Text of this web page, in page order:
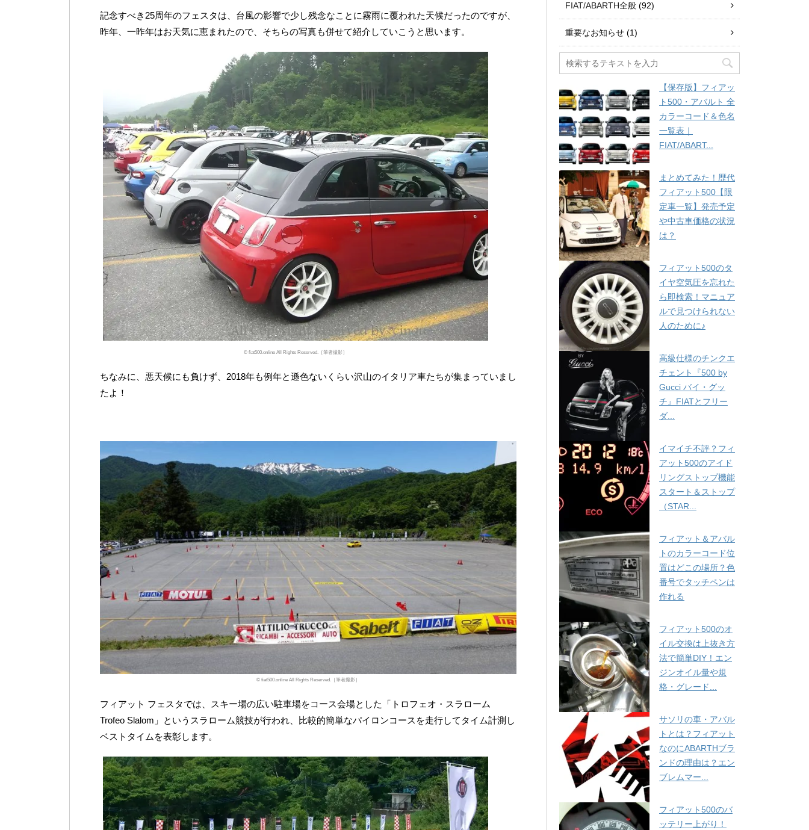
記念すべき25周年のフェスタは、台風の影響で少し残念なことに霧雨に覆われた天候だったのですが、
昨年、一昨年はお天気に恵まれたので、そちらの写真も併せて紹介していこうと思います。
© fiat500.online All Rights Reserved.［筆者撮影］
ちなみに、悪天候にも負けず、2018年も例年と遜色ないくらい沢山のイタリア車たちが集まっていまし
たよ！
© fiat500.online All Rights Reserved.［筆者撮影］
フィアット フェスタでは、スキー場の広い駐車場をコース会場とした「トロフェオ・スラローム
Trofeo Slalom」というスラローム競技が行われ、比較的簡単なパイロンコースを走行してタイム計測し
ベストタイムを表彰します。
FIAT/ABARTH全般 (92)
重要なお知らせ (1)
【保存版】フィアッ
ト500・アバルト 全
カラーコード＆色名
一覧表｜
FIAT/ABART...
まとめてみた！歴代
フィアット500【限
定車一覧】発売予定
や中古車価格の状況
は？
フィアット500のタ
イヤ空気圧を忘れた
ら即検索！マニュア
ルで見つけられない
人のために♪
高級仕様のチンクエ
チェント『500 by
Gucci バイ・グッ
チ』FIATとフリー
ダ...
イマイチ不評？フィ
アット500のアイド
リングストップ機能
スタート＆ストップ
（STAR...
フィアット＆アバル
トのカラーコード位
置はどこの場所？色
番号でタッチペンは
作れる
フィアット500のオ
イル交換は上抜き方
法で簡単DIY！エン
ジンオイル量や規
格・グレード...
サソリの車・アバル
トとは？フィアット
なのにABARTHブラ
ンドの理由は？エン
ブレムマー...
フィアット500のバ
ッテリー上がり！